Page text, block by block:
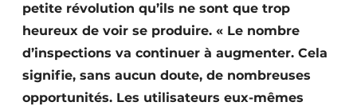
petite révolution qu’ils ne sont que trop
heureux de voir se produire. « Le nombre
d’inspections va continuer à augmenter. Cela
signifie, sans aucun doute, de nombreuses
opportunités. Les utilisateurs eux-mêmes